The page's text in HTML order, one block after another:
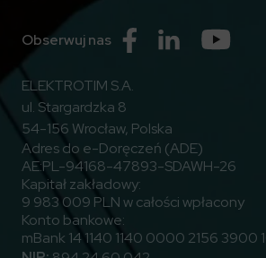
Obserwuj nas Przejdź do Facebook
Przejdź do
ELEKTROTIM S.A.
ul. Stargardzka 8
54-156 Wrocław, Polska
Adres do e-Doręczeń (ADE)
AE:PL-94168-47893-SDAWH-26
Kapitał zakładowy:
9 983 009 PLN w całości wpłacony
Konto bankowe:
mBank 14 1140 1140 0000 2156 3900